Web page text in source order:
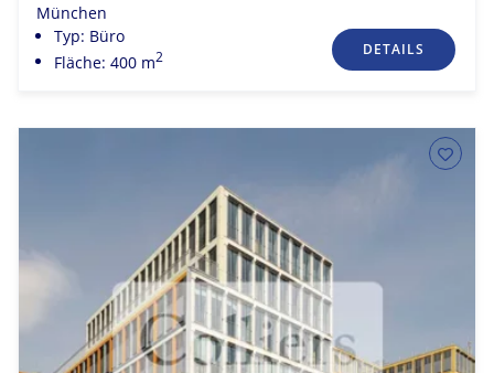
München
Typ: Büro
Fläche: 400 m2 DETAILS